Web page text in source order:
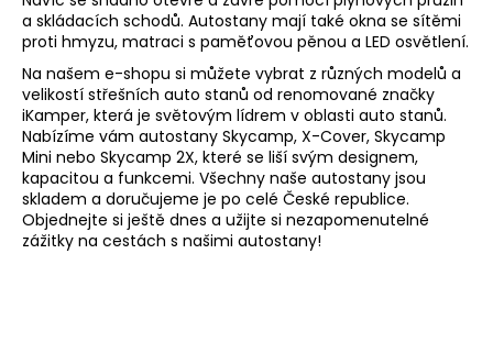
a skládacích schodů. Autostany mají také okna se sítěmi
proti hmyzu, matraci s paměťovou pěnou a LED osvětlení.
Na našem e-shopu si můžete vybrat z různých modelů a
velikostí střešních auto stanů od renomované značky
iKamper, která je světovým lídrem v oblasti auto stanů.
Nabízíme vám autostany Skycamp, X-Cover, Skycamp
Mini nebo Skycamp 2X, které se liší svým designem,
kapacitou a funkcemi. Všechny naše autostany jsou
skladem a doručujeme je po celé České republice.
Objednejte si ještě dnes a užijte si nezapomenutelné
zážitky na cestách s našimi autostany!
e
b
u
j
e
t
e
n
a